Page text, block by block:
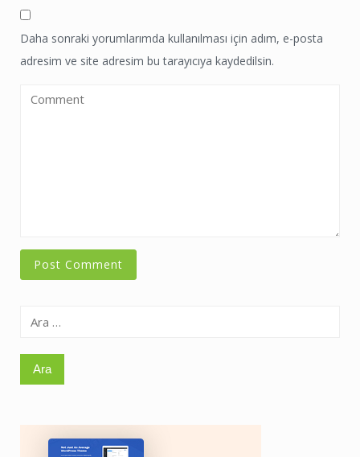
Daha sonraki yorumlarımda kullanılması için adım, e-posta
adresim ve site adresim bu tarayıcıya kaydedilsin.
Arama: